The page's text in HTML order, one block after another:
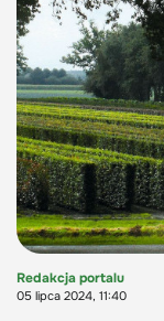
Redakcja portalu
05 lipca 2024, 11:40